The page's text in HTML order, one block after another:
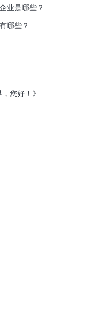
业是哪些？
哪些？
您好！ 》